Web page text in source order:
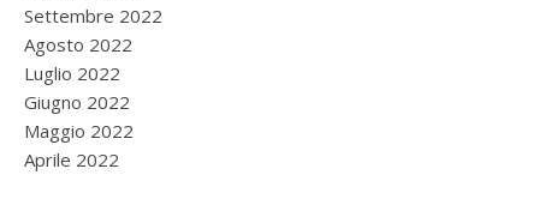
Settembre 2022
Agosto 2022
Luglio 2022
Giugno 2022
Maggio 2022
Aprile 2022